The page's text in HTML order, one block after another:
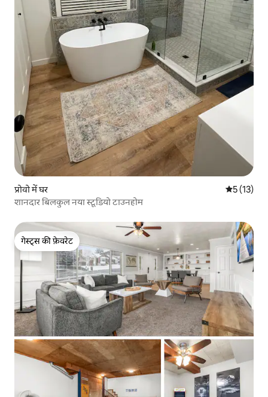
प्रोवो में घर औसत रेटिंग
5 (13)
शानदार बिलकुल नया स्टूडियो टाउनहोम
गेस्ट्स की फ़ेवरेट
गेस्ट्स की फ़ेवरेट